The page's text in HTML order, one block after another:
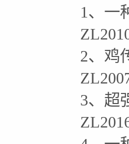
1、一
2、鸡
3、超